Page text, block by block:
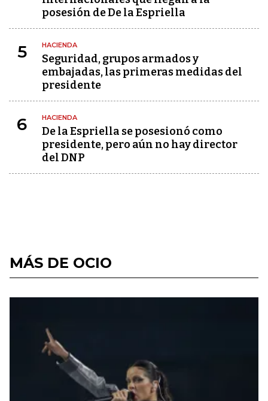
posesión de De la Espriella
5 HACIENDA
Seguridad, grupos armados y
embajadas, las primeras medidas del
presidente
6 HACIENDA
De la Espriella se posesionó como
presidente, pero aún no hay director
del DNP
MÁS DE OCIO